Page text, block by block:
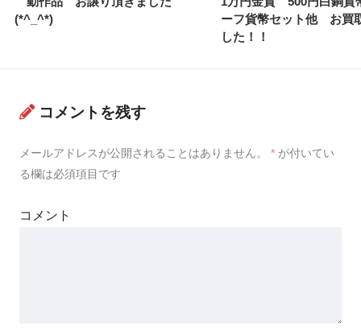
(*^_^*)
ーフ貨幣セット他 お買
した！！
コメントを残す
メールアドレスが公開されることはありません。 * が付いてい
る欄は必須項目です
コメント